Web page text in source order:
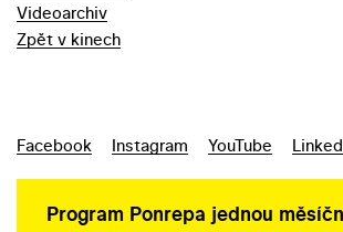
Videoarchiv
Zpět v kinech
Facebook Instagram YouTube
Program Ponrepa jednou